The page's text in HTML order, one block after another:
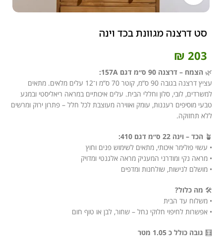
סט דרצנה מגוונת בכד וינה
₪ 203
🌿 הצמח – דרצנה 90 ס״מ דגם 157A:
עציץ דרצנה בגובה 90 ס”מ, קוטר 70 ס”מ ו־12 עלים מלאים. מתאים
למשרדים, לובי, סלון וחללי הבית. עלים איכותיים במראה ריאליסטי ובמגע
טבעי מוסיפים רעננות, עומק ואווירה מעוצבת לכל חלל – פתרון ירוק ומרשים
ללא תחזוקה.
🪴 הכד – וינה 22 ס״מ דגם 410:
• עשוי פולימר איכותי, מתאים לשימוש פנים וחוץ
• מראה נקי ומודרני המעניק מראה אלגנטי ומדויק
• מושלם לנישות, שולחנות ומדפים
🛠️ מה כלול?
• משלוח עד הבית
• אפשרות לחיפוי חלוקי נחל – שחור, לבן או טוף חום
🧮 גובה כולל כ 1.05 מטר